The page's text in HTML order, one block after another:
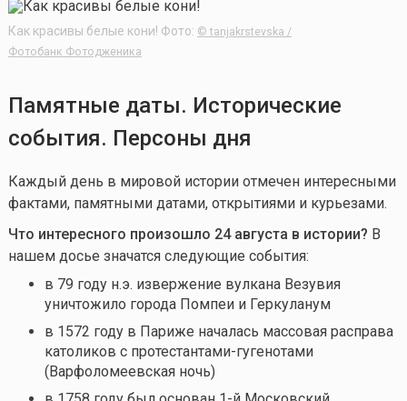
Как красивы белые кони! Фото: © tanjakrstevska /
Фотобанк Фотодженика
Памятные даты. Исторические
события. Персоны дня
Каждый день в мировой истории отмечен интересными
фактами, памятными датами, открытиями и курьезами.
Что интересного произошло 24 августа в истории? В
нашем досье значатся следующие события:
в 79 году н.э. извержение вулкана Везувия
уничтожило города Помпеи и Геркуланум
в 1572 году в Париже началась массовая расправа
католиков с протестантами-гугенотами
(Варфоломеевская ночь)